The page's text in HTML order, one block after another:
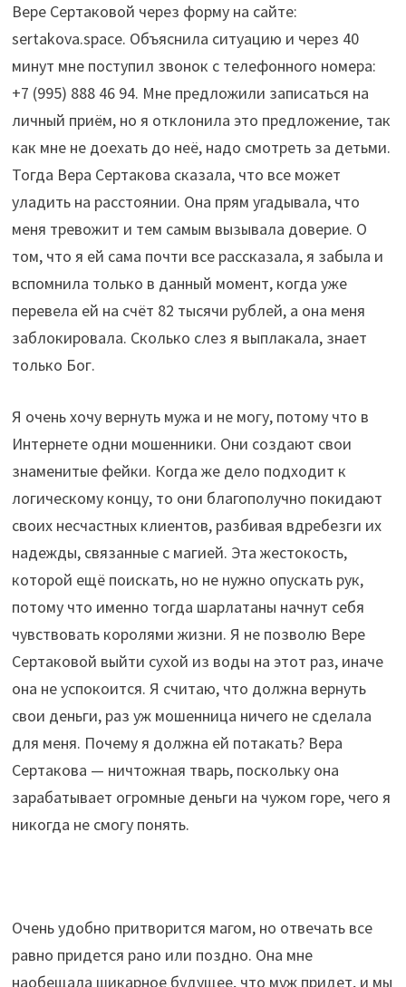
Вере Сертаковой через форму на сайте:
sertakova.space. Объяснила ситуацию и через 40
минут мне поступил звонок с телефонного номера:
+7 (995) 888 46 94. Мне предложили записаться на
личный приём, но я отклонила это предложение, так
как мне не доехать до неё, надо смотреть за детьми.
Тогда Вера Сертакова сказала, что все может
уладить на расстоянии. Она прям угадывала, что
меня тревожит и тем самым вызывала доверие. О
том, что я ей сама почти все рассказала, я забыла и
вспомнила только в данный момент, когда уже
перевела ей на счёт 82 тысячи рублей, а она меня
заблокировала. Сколько слез я выплакала, знает
только Бог.
Я очень хочу вернуть мужа и не могу, потому что в
Интернете одни мошенники. Они создают свои
знаменитые фейки. Когда же дело подходит к
логическому концу, то они благополучно покидают
своих несчастных клиентов, разбивая вдребезги их
надежды, связанные с магией. Эта жестокость,
которой ещё поискать, но не нужно опускать рук,
потому что именно тогда шарлатаны начнут себя
чувствовать королями жизни. Я не позволю Вере
Сертаковой выйти сухой из воды на этот раз, иначе
она не успокоится. Я считаю, что должна вернуть
свои деньги, раз уж мошенница ничего не сделала
для меня. Почему я должна ей потакать? Вера
Сертакова — ничтожная тварь, поскольку она
зарабатывает огромные деньги на чужом горе, чего я
никогда не смогу понять.
Очень удобно притворится магом, но отвечать все
равно придется рано или поздно. Она мне
наобещала шикарное будущее, что муж придет, и мы